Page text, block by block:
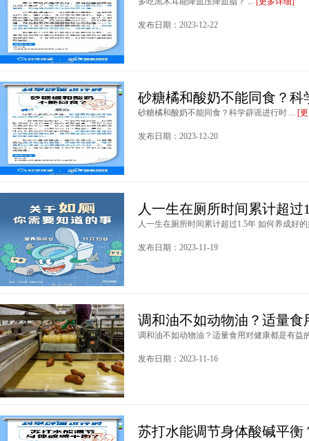
发布日期：2023-12-22
砂糖橘和酸奶不能同食？科
砂糖橘和酸奶不能同食？科学辟谣进行时 ... [
发布日期：2023-12-20
人一生在厕所时间累计超
人一生在厕所时间累计超过1.5年 如何养成好
发布日期：2023-11-19
调和油不如动物油？适量食
调和油不如动物油？适量食用对健康都是有益
发布日期：2023-11-16
苏打水能调节身体酸碱平衡